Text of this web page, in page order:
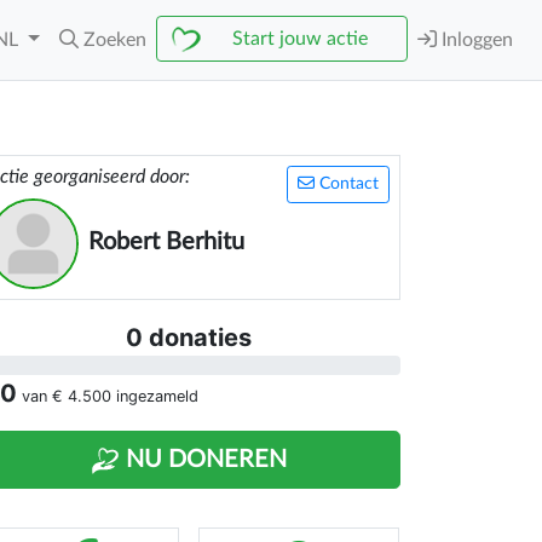
Zoeken Start jouw actie Inloggen
Contact
georganiseerd door:
Robert Berhitu
0 donaties
van € 4.500 ingezameld
NU DONEREN